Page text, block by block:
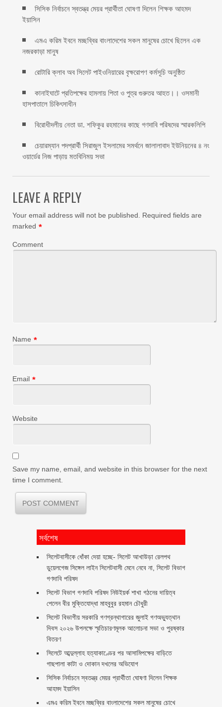
সিসিক নির্বাচনে স্বতন্ত্র মেয়র প্রার্থীতা ঘোষণা দিলেন শিক্ষক আহমদ
ইয়াসিন
এমএ করিম ইবনে মচ্ছব্বির বাংলাদেশের সকল মানুষের চোখে ছিলেন এক
নজরকাড়া মানুষ ‎
রোটারি ক্লাব অব সিলেট পাইওনিয়ারের বৃক্ষরোপণ কর্মসূচি অনুষ্ঠিত
কানাইঘাটে প্রতিপক্ষের হামলায় পিতা ও পুত্র গুরুতর আহত।। ওসমানী
হাসপাতালে চিকিৎসাধীন
বিরোধীদলীয় নেতা ডা. শফিকুর রহমানের কাছে গণদাবি পরিষদের স্মারকলিপি ‎
চেয়ারম্যান পদপ্রার্থী সিরাজুল ইসলামের সমর্থনে জালালাবাদ ইউনিয়নের ৪ নং
ওয়ার্ডের নিজ পাড়ায় মতবিনিময় সভা
LEAVE A REPLY
Your email address will not be published.
Required fields are
marked *
Comment
Name *
Email *
Website
Save my name, email, and website in this browser for the next
time I comment.
সর্বশেষ
‎সিলেটবাসীকে ধোঁকা দেয়া হচ্ছে- সিলেট আখাউড়া রেলপথ
ডুয়েলগেজ সিঙ্গেল লাইন সিলেটবাসী মেনে নেবে না, সিলেট বিভাগ
গণদাবি পরিষদ
সিলেট বিভাগ গণদাবি পরিষদ নিউইয়র্ক শাখা গঠনের দায়িত্ব
পেলেন বীর মুক্তিযোদ্ধা মাহবুবুর রহমান চৌধুরী ‎ ‎
সিলেট বিভাগীয় সরকারি গণগ্রন্থাগারের জুলাই গণঅভ্যুত্থান
দিবস ২০২৬ উপলক্ষে স্মৃতিচারণমূলক আলোচনা সভা ও পুরষ্কার
বিতরণ ‎ ‎
সিলেটে আব্দুল্লাহ হত্যাকাণ্ডের পর আসামিপক্ষের বাড়িতে
গাছপালা কাটা ও দোকান দখলের অভিযোগ
সিসিক নির্বাচনে স্বতন্ত্র মেয়র প্রার্থীতা ঘোষণা দিলেন শিক্ষক
আহমদ ইয়াসিন
এমএ করিম ইবনে মচ্ছব্বির বাংলাদেশের সকল মানুষের চোখে